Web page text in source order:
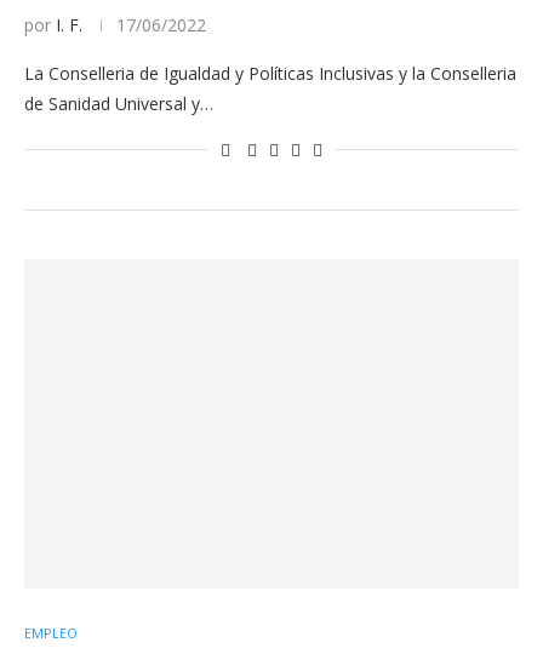
por I. F. 17/06/2022
La Conselleria de Igualdad y Políticas Inclusivas y la Conselleria
de Sanidad Universal y…
EMPLEO